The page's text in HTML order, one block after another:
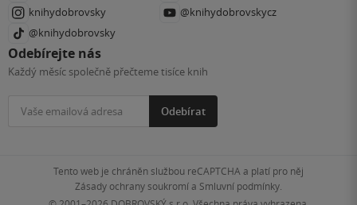
knihydobrovsky
@knihydobrovskycz
@knihydobrovsky
Odebírejte nás
Každý měsíc společně přečteme tisíce knih
Odebírat
Tento web je chráněn službou reCAPTCHA a platí pro něj
Zásady ochrany soukromía Smluvní podmínky